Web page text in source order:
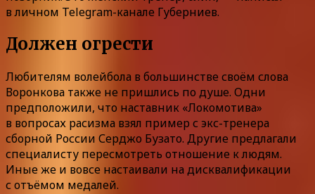
в личном Telegram-канале Губерниев.
Должен огрести
Любителям волейбола в большинстве своём слова
Воронкова также не пришлись по душе. Одни
предположили, что наставник «Локомотива»
в вопросах расизма взял пример с экс-тренера
сборной России Серджо Бузато. Другие предлагали
специалисту пересмотреть отношение к людям.
Иные же и вовсе настаивали на дисквалификации
с отъёмом медалей.